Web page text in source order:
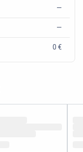
—
—
0 €